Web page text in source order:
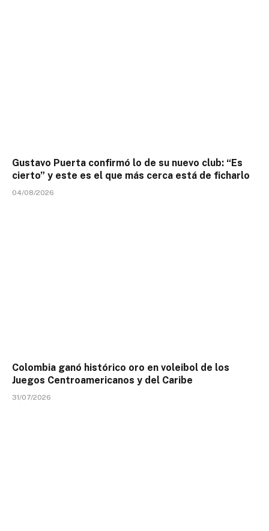
Gustavo Puerta confirmó lo de su nuevo club: “Es
cierto” y este es el que más cerca está de ficharlo
04/08/2026
Colombia ganó histórico oro en voleibol de los
Juegos Centroamericanos y del Caribe
31/07/2026